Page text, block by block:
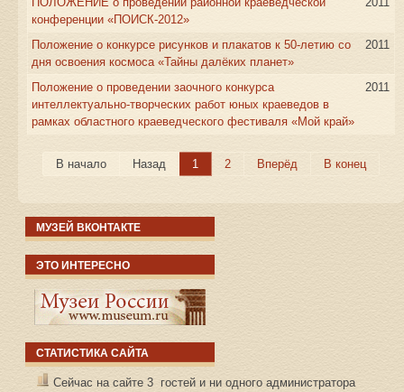
конференции «ПОИСК-2012»
Положение о конкурсе рисунков и плакатов к 50-летию со
дня освоения космоса «Тайны далёких планет»
2011
Положение о проведении заочного конкурса
интеллектуально-творческих работ юных краеведов в
рамках областного краеведческого фестиваля «Мой край»
2011
В начало Назад 1 2 Вперёд В конец
МУЗЕЙ ВКОНТАКТЕ
ЭТО ИНТЕРЕСНО
СТАТИСТИКА САЙТА
Сейчас на сайте 3 гостей и ни одного администратора